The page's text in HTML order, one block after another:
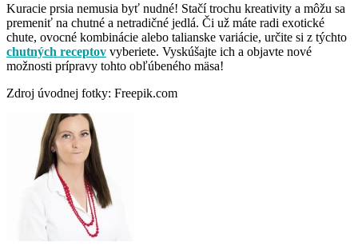
Kuracie prsia nemusia byť nudné! Stačí trochu kreativity a môžu sa
premeniť na chutné a netradičné jedlá. Či už máte radi exotické
chute, ovocné kombinácie alebo talianske variácie, určite si z týchto
chutných receptov vyberiete. Vyskúšajte ich a objavte nové
možnosti prípravy tohto obľúbeného mäsa!
Zdroj úvodnej fotky: Freepik.com